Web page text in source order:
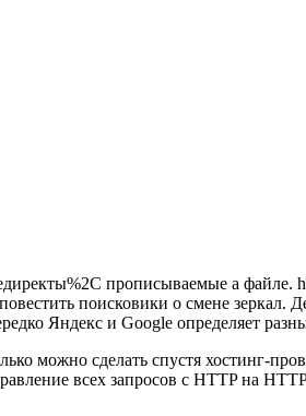
прописываемые а файле.
поисковики о смене зеркал.
Яндекс и Google определяет
можно сделать спустя хостинг-
всех запросов с HTTP на